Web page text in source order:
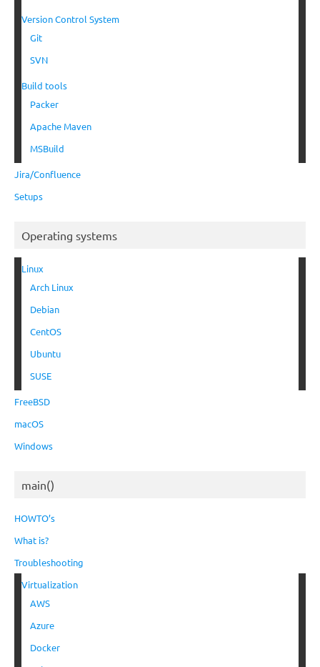
Version Control System
Git
SVN
Build tools
Packer
Apache Maven
MSBuild
Jira/Confluence
Setups
Operating systems
Linux
Arch Linux
Debian
CentOS
Ubuntu
SUSE
FreeBSD
macOS
Windows
main()
HOWTO’s
What is?
Troubleshooting
Virtualization
AWS
Azure
Docker